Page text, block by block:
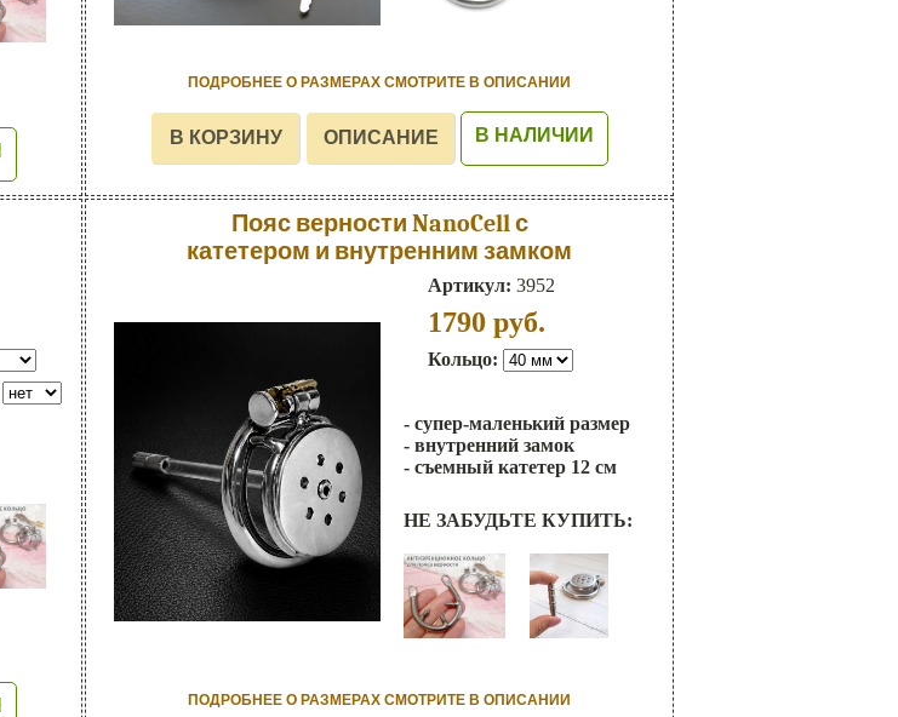
ПОДРОБНЕЕ О РАЗМЕРАХ СМОТРИТЕ В ОПИСАНИИ
В НАЛИЧИИ
Пояс верности NanoCell с
катетером и внутренним замком
Артикул: 3952
1790 руб.
Кольцо:
- супер-маленький размер
- внутренний замок
- съемный катетер 12 см
НЕ ЗАБУДЬТЕ КУПИТЬ:
ПОДРОБНЕЕ О РАЗМЕРАХ СМОТРИТЕ В ОПИСАНИИ